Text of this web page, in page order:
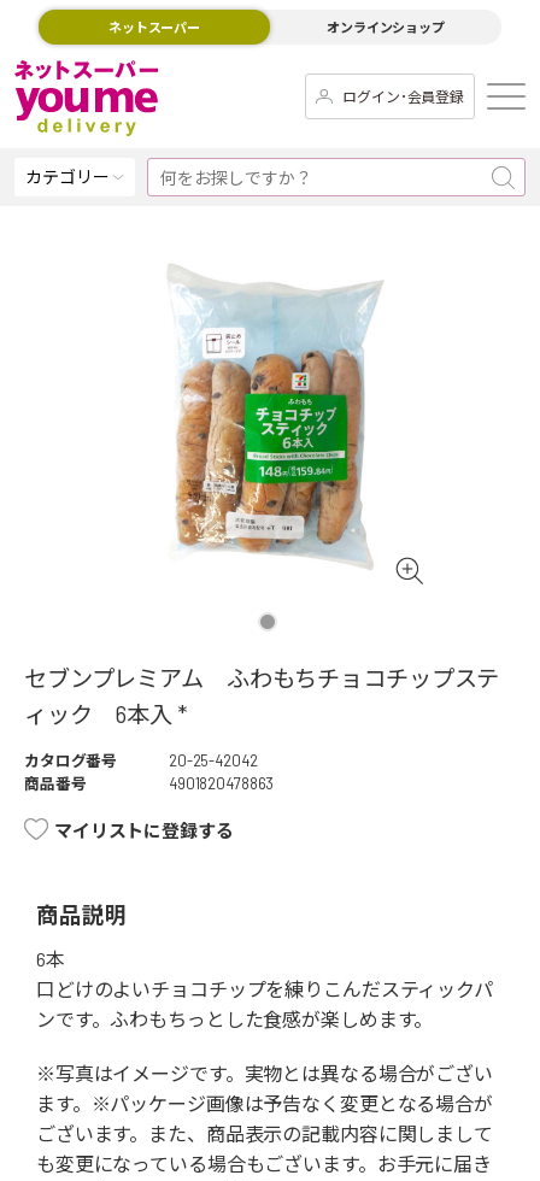
ネットスーパー オンラインショップ
ログイン･会員登録
カテゴリー
セブンプレミアム ふわもちチョコチップステ
ィック 6本入 *
カタログ番号
20-25-42042
商品番号
4901820478863
マイリストに登録する
商品説明
6本
口どけのよいチョコチップを練りこんだスティックパ
ンです。ふわもちっとした食感が楽しめます。
※写真はイメージです。実物とは異なる場合がござい
ます。※パッケージ画像は予告なく変更となる場合が
ございます。また、商品表示の記載内容に関しまして
も変更になっている場合もございます。お手元に届き